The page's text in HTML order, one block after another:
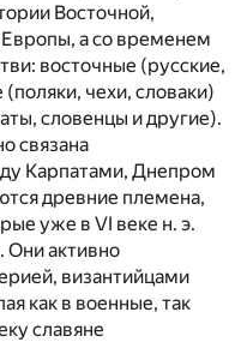
Восточной,
а со временем
восточные (русские,
чехи, словаки)
словенцы и другие).
связана
Карпатами, Днепром
древние племена,
уже в VI веке н. э.
Они активно
византийцами
как в военные, так
славяне